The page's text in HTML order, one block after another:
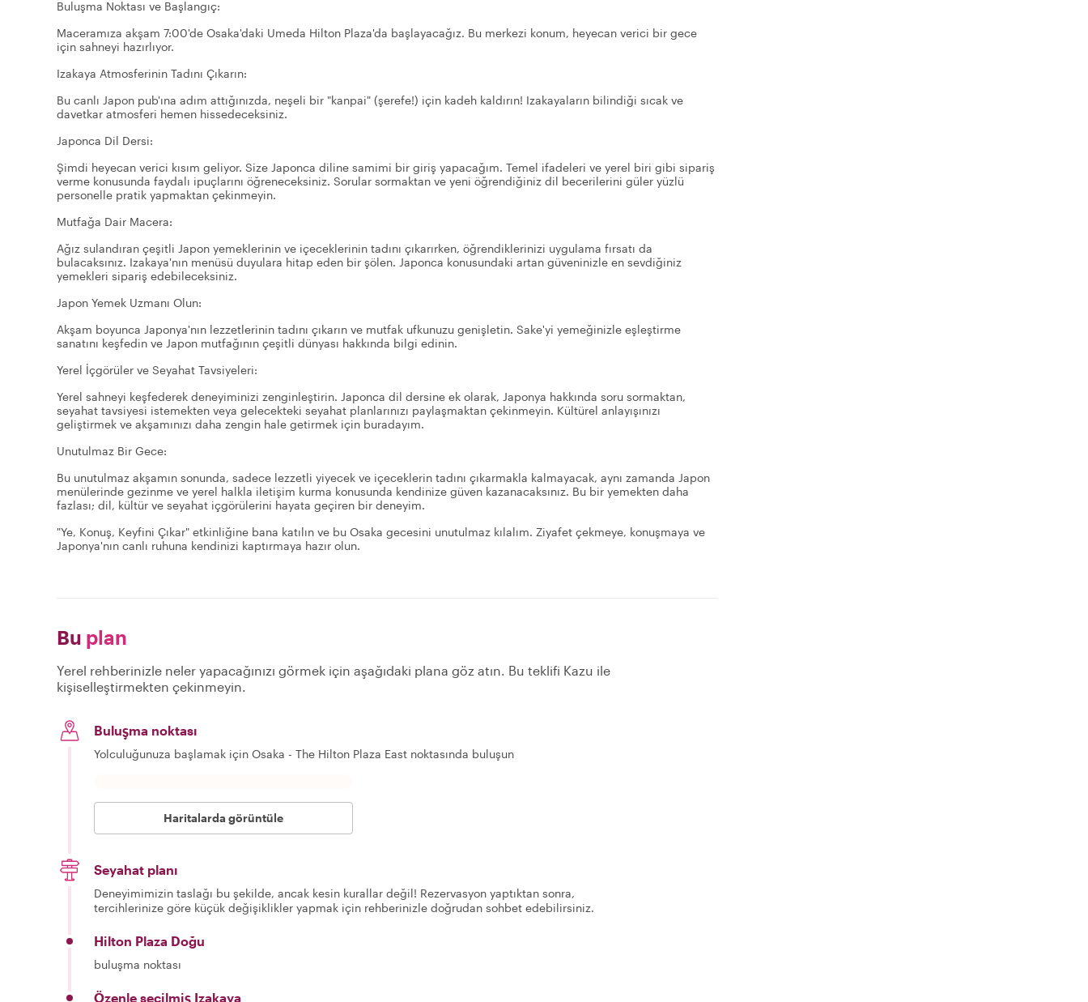
Buluşma Noktası ve Başlangıç:
Maceramıza akşam 7:00'de Osaka'daki Umeda Hilton Plaza'da başlayacağız. Bu merkezi konum, heyecan verici bir gece
için sahneyi hazırlıyor.
Izakaya Atmosferinin Tadını Çıkarın:
Bu canlı Japon pub'ına adım attığınızda, neşeli bir "kanpai" (şerefe!) için kadeh kaldırın! Izakayaların bilindiği sıcak ve
davetkar atmosferi hemen hissedeceksiniz.
Japonca Dil Dersi:
Şimdi heyecan verici kısım geliyor. Size Japonca diline samimi bir giriş yapacağım. Temel ifadeleri ve yerel biri gibi sipariş
verme konusunda faydalı ipuçlarını öğreneceksiniz. Sorular sormaktan ve yeni öğrendiğiniz dil becerilerini güler yüzlü
personelle pratik yapmaktan çekinmeyin.
Mutfağa Dair Macera:
Ağız sulandıran çeşitli Japon yemeklerinin ve içeceklerinin tadını çıkarırken, öğrendiklerinizi uygulama fırsatı da
bulacaksınız. Izakaya'nın menüsü duyulara hitap eden bir şölen. Japonca konusundaki artan güveninizle en sevdiğiniz
yemekleri sipariş edebileceksiniz.
Japon Yemek Uzmanı Olun:
Akşam boyunca Japonya'nın lezzetlerinin tadını çıkarın ve mutfak ufkunuzu genişletin. Sake'yi yemeğinizle eşleştirme
sanatını keşfedin ve Japon mutfağının çeşitli dünyası hakkında bilgi edinin.
Yerel İçgörüler ve Seyahat Tavsiyeleri:
Yerel sahneyi keşfederek deneyiminizi zenginleştirin. Japonca dil dersine ek olarak, Japonya hakkında soru sormaktan,
seyahat tavsiyesi istemekten veya gelecekteki seyahat planlarınızı paylaşmaktan çekinmeyin. Kültürel anlayışınızı
geliştirmek ve akşamınızı daha zengin hale getirmek için buradayım.
Unutulmaz Bir Gece:
Bu unutulmaz akşamın sonunda, sadece lezzetli yiyecek ve içeceklerin tadını çıkarmakla kalmayacak, aynı zamanda Japon
menülerinde gezinme ve yerel halkla iletişim kurma konusunda kendinize güven kazanacaksınız. Bu bir yemekten daha
fazlası; dil, kültür ve seyahat içgörülerini hayata geçiren bir deneyim.
"Ye, Konuş, Keyfini Çıkar" etkinliğine bana katılın ve bu Osaka gecesini unutulmaz kılalım. Ziyafet çekmeye, konuşmaya ve
Japonya'nın canlı ruhuna kendinizi kaptırmaya hazır olun.
Bu plan
Yerel rehberinizle neler yapacağınızı görmek için aşağıdaki plana göz atın. Bu teklifi Kazu ile
kişiselleştirmekten çekinmeyin.
Buluşma noktası
Yolculuğunuza başlamak için Osaka - The Hilton Plaza East noktasında buluşun
Haritalarda görüntüle
Seyahat planı
Deneyimimizin taslağı bu şekilde, ancak kesin kurallar değil! Rezervasyon yaptıktan sonra,
tercihlerinize göre küçük değişiklikler yapmak için rehberinizle doğrudan sohbet edebilirsiniz.
Hilton Plaza Doğu
buluşma noktası
Özenle seçilmiş Izakaya